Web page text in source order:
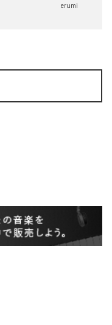
erumi